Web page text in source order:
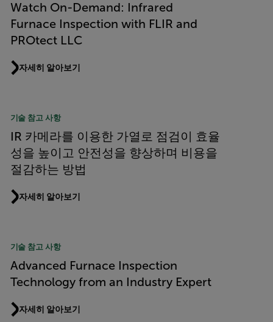
Watch On-Demand: Infrared
Furnace Inspection with FLIR and
PROtect LLC
자세히 알아보기
기술 참고 사항
IR 카메라를 이용한 가열로 점검이 효율
성을 높이고 안전성을 향상하며 비용을
절감하는 방법
자세히 알아보기
기술 참고 사항
Advanced Furnace Inspection
Technology from an Industry Expert
자세히 알아보기